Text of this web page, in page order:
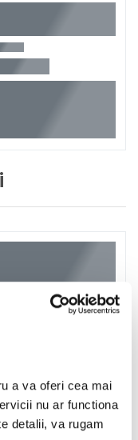
a va oferi cea mai
nu ar functiona
detalii, va rugam